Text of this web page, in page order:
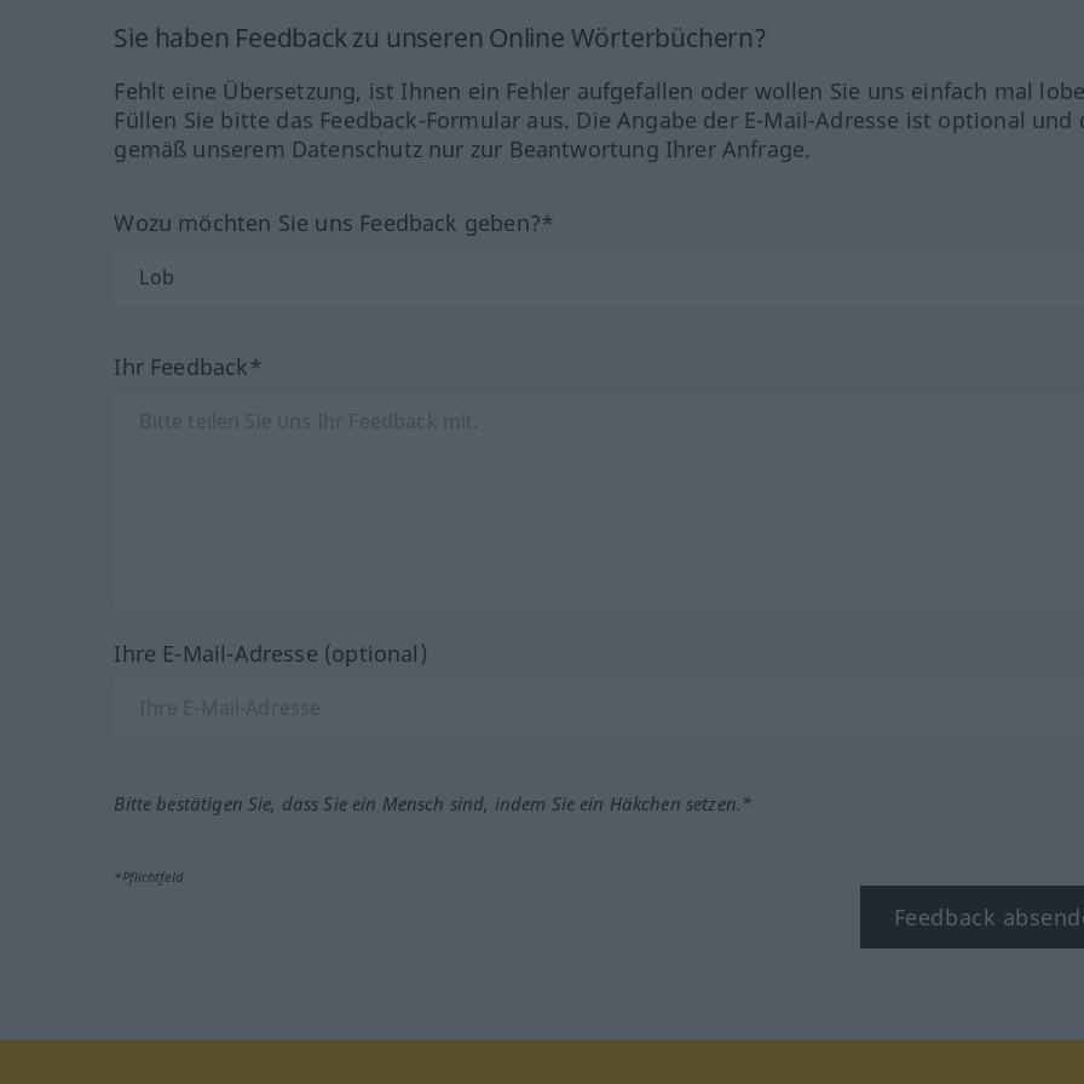
Sie haben Feedback zu unseren Online Wörterbüchern?
Fehlt eine Übersetzung, ist Ihnen ein Fehler aufgefallen oder wollen Sie uns einfach mal
Füllen Sie bitte das Feedback-Formular aus. Die Angabe der E-Mail-Adresse ist optional und
gemäß unserem Datenschutz nur zur Beantwortung Ihrer Anfrage.
Wozu möchten Sie uns Feedback geben?*
Ihr Feedback*
Ihre E-Mail-Adresse (optional)
Bitte bestätigen Sie, dass Sie ein Mensch sind, indem Sie ein Häkchen setzen.*
*Pflichtfeld
Feedback